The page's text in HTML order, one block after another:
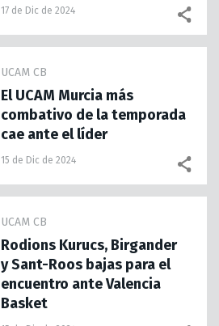
17 de Dic de 2024
UCAM CB
El UCAM Murcia más
combativo de la temporada
cae ante el líder
15 de Dic de 2024
UCAM CB
Rodions Kurucs, Birgander
y Sant-Roos bajas para el
encuentro ante Valencia
Basket